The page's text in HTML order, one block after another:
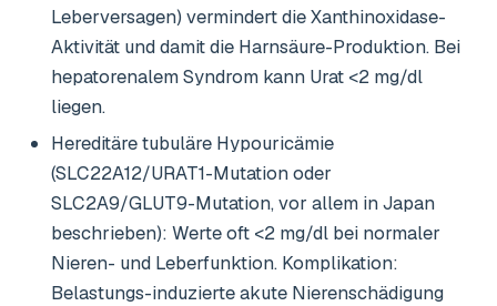
Leberversagen) vermindert die Xanthinoxidase-
Aktivität und damit die Harnsäure-Produktion. Bei
hepatorenalem Syndrom kann Urat <2 mg/dl
liegen.
Hereditäre tubuläre Hypouricämie
(SLC22A12/URAT1-Mutation oder
SLC2A9/GLUT9-Mutation, vor allem in Japan
beschrieben): Werte oft <2 mg/dl bei normaler
Nieren- und Leberfunktion. Komplikation:
Belastungs-induzierte akute Nierenschädigung